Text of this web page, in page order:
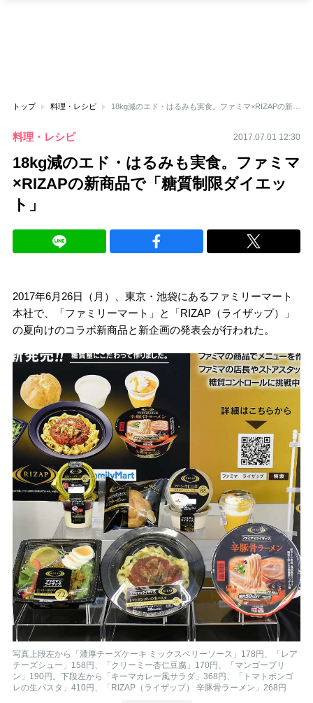
トップ 料理・レシピ
料理・レシピ 2017.07.01 12:30
18kg減のエド・はるみも実食。ファミマ
×RIZAPの新商品で「糖質制限ダイエッ
ト」
2017年6月26日（月）、東京・池袋にあるファミリーマート
本社で、「ファミリーマート」と「RIZAP（ライザップ）」
の夏向けのコラボ新商品と新企画の発表会が行われた。
写真上段左から「濃厚チーズケーキ ミックスベリーソース」178円、「レア
チーズシュー」158円、「クリーミー杏仁豆腐」170円、「マンゴープリ
ン」190円。下段左から「キーマカレー風サラダ」368円、「トマトボンゴ
レの生パスタ」410円、「RIZAP（ライザップ） 辛豚骨ラーメン」268円